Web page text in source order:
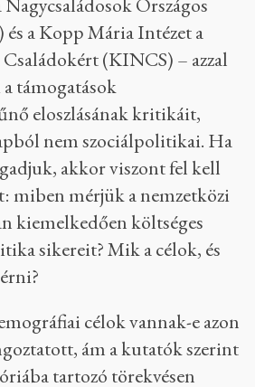
a Kopp Mária Intézet a
Családokért (KINCS) – azzal
támogatások
eloszlásának kritikáit,
nem szociálpolitikai. Ha
akkor viszont fel kell
miben mérjük a nemzetközi
kiemelkedően költséges
sikereit? Mik a célok, és
célok vannak-e azon
ám a kutatók szerint
tartozó törekvésen